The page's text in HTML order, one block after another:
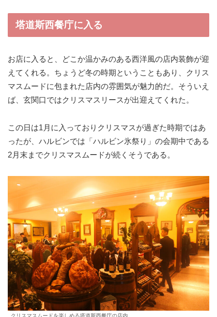
塔道斯西餐庁に入る
お店に入ると、どこか温かみのある西洋風の店内装飾が迎
えてくれる。ちょうど冬の時期ということもあり、クリス
マスムードに包まれた店内の雰囲気が魅力的だ。そういえ
ば、玄関口ではクリスマスリースが出迎えてくれた。
この日は1月に入っておりクリスマスが過ぎた時期ではあ
ったが、ハルビンでは「ハルビン氷祭り」の会期中である
2月末までクリスマスムードが続くそうである。
クリスマスムードを楽しめる塔道斯西餐庁の店内。